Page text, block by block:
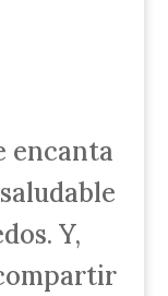
encanta
Y,